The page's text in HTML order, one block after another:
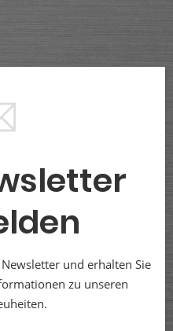
und erhalten Sie
zu unseren